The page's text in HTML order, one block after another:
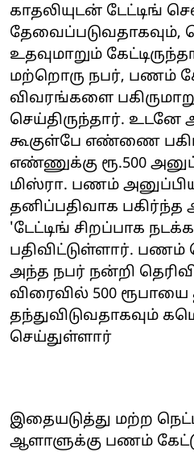
காதலியுடன் டேட்டிங்
தேவைப்படுவதாகவும்,
உதவுமாறும்
மற்றொரு நபர், பணம்
விவரங்களை
செய்திருந்தார். உடனே
கூகுள்பே எண்ணை
எண்ணுக்கு ரூ.500
மிஸ்ரா. பணம்
தனிப்பதிவாக பகிர்ந்த
'டேட்டிங் சிறப்பாக
பதிவிட்டுள்ளார்.
அந்த நபர் நன்றி
விரைவில் 500 ரூபாயை
தந்துவிடுவதாகவும்
செய்துள்ளார்
இதையடுத்து மற்ற
ஆளாளுக்கு பணம்